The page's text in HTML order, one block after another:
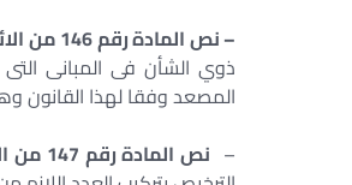
– نص المادة رقم 146 من الائحة التنفيذية لقانون البناء الموحد رقم 119 لسنة 2008 والتى نصت على : –
ذوي الشأن فى المبانى
المصعد وفقا لهذا القانون
– نص المادة رقم 147 من الائحة التنفيذية لقانون البناء الموحد رقم 119 لسنة 2008 والتى نصت على : –